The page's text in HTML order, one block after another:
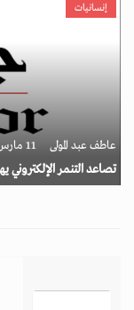
إنسانيات
عاطف عبد المولى 11 مارس 2026 - 13:44
تصاعد التنمر الإلكتروني